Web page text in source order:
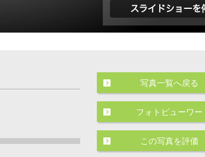
写真一覧へ戻る
フォトビューワー
この写真を評価